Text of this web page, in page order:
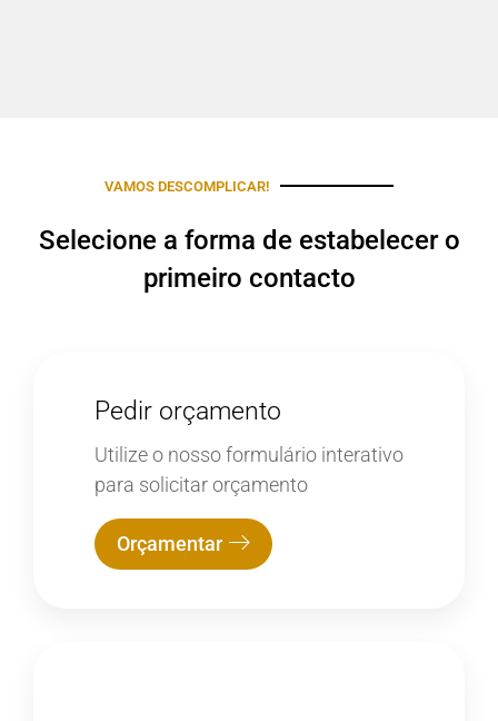
VAMOS DESCOMPLICAR!
Selecione a forma de estabelecer o
primeiro contacto
Pedir orçamento
Utilize o nosso formulário interativo
para solicitar orçamento
Orçamentar